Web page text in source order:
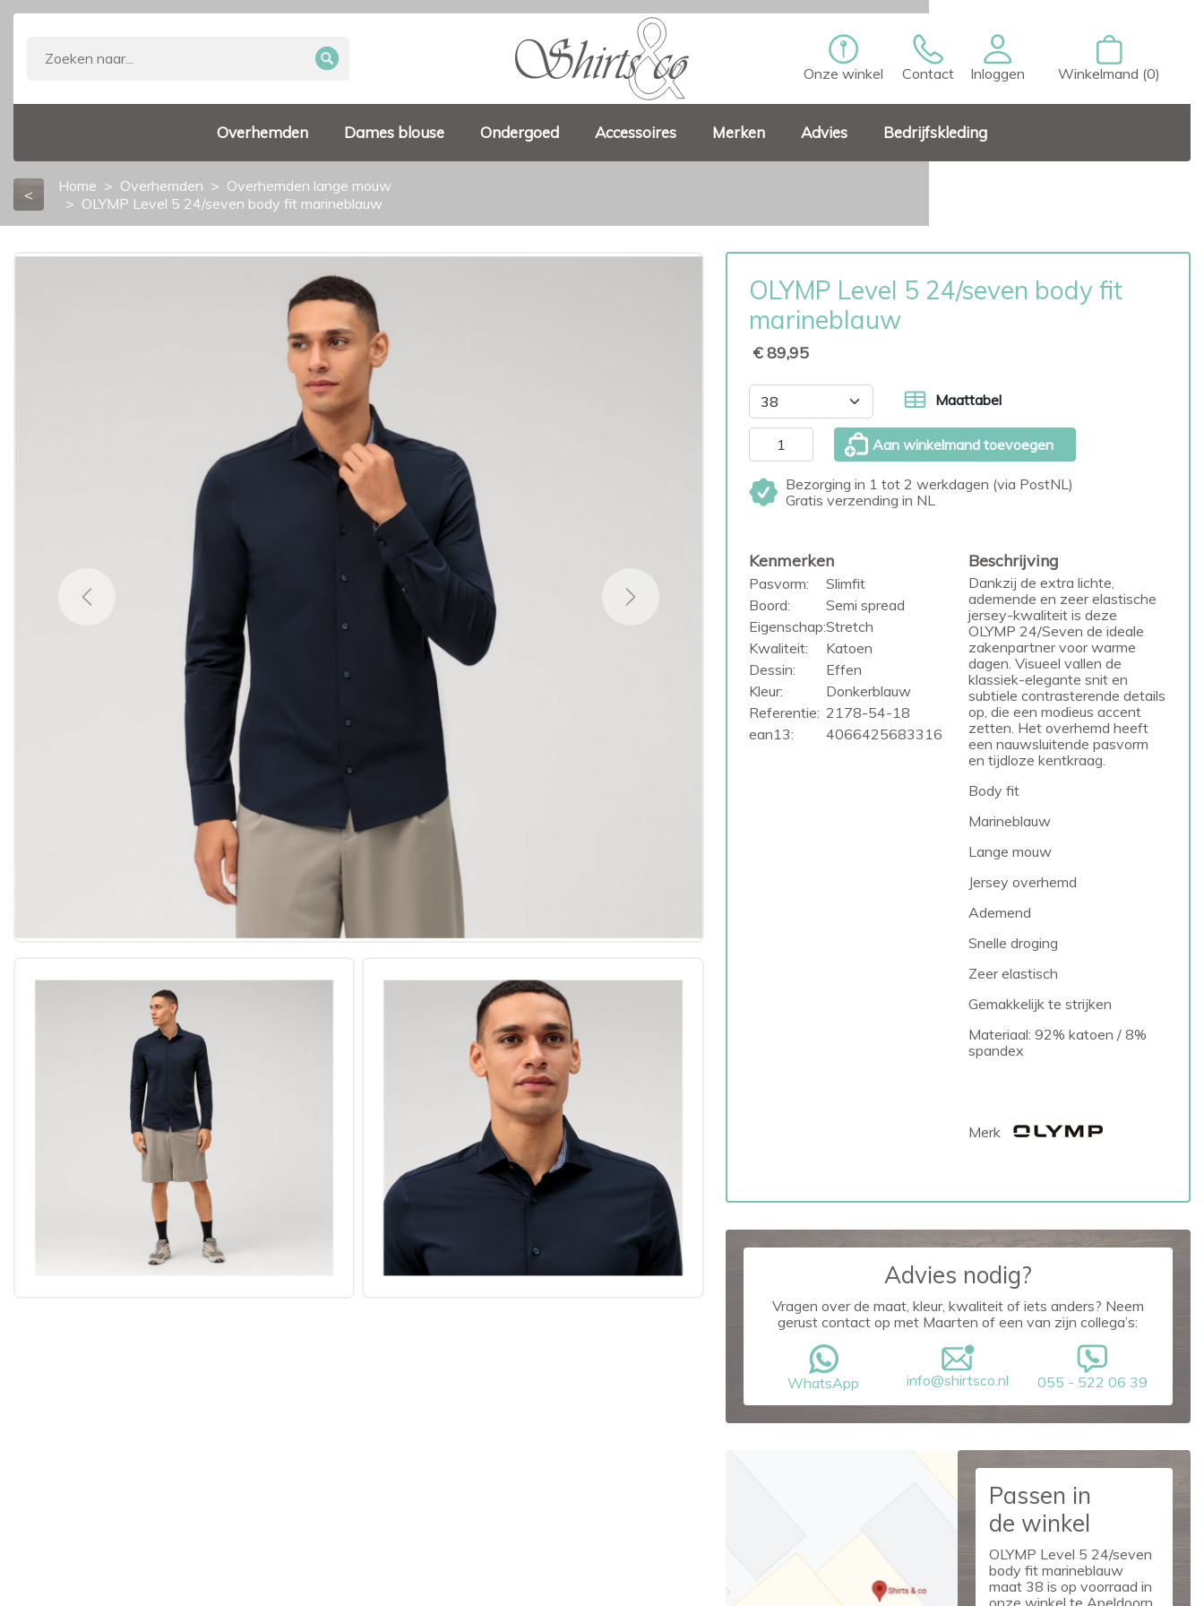
Onze winkel Contact Inloggen Winkelmand (0)
Overhemden Dames blouse Ondergoed Accessoires Merken Advies Bedrijfskleding
< Home Overhemden
Overhemden lange mouw
OLYMP Level 5 24/seven body fit marineblauw
Previous Next
OLYMP Level 5 24/seven body fit
marineblauw
€ 89,95
Maattabel
Aan winkelmand toevoegen
Bezorging in 1 tot 2 werkdagen (via PostNL)
Gratis verzending in NL
Kenmerken
Pasvorm:
Slimfit
Boord:
Semi spread
Eigenschap:Stretch
Kwaliteit:
Katoen
Dessin:
Effen
Kleur:
Donkerblauw
Referentie: 2178-54-18
ean13:
4066425683316
Beschrijving
Dankzij de extra lichte,
ademende en zeer elastische
jersey-kwaliteit is deze
OLYMP 24/Seven de ideale
zakenpartner voor warme
dagen. Visueel vallen de
klassiek-elegante snit en
subtiele contrasterende details
op, die een modieus accent
zetten. Het overhemd heeft
een nauwsluitende pasvorm
en tijdloze kentkraag.
Body fit
Marineblauw
Lange mouw
Jersey overhemd
Ademend
Snelle droging
Zeer elastisch
Gemakkelijk te strijken
Materiaal: 92% katoen / 8%
spandex
Merk
Advies nodig?
Vragen over de maat, kleur, kwaliteit of iets anders? Neem
gerust contact op met Maarten of een van zijn collega’s:
WhatsApp info@shirtsco.nl 055 - 522 06 39
Passen in
de winkel
OLYMP Level 5 24/seven
body fit marineblauw
maat 38 is op voorraad in
onze winkel te Apeldoorn